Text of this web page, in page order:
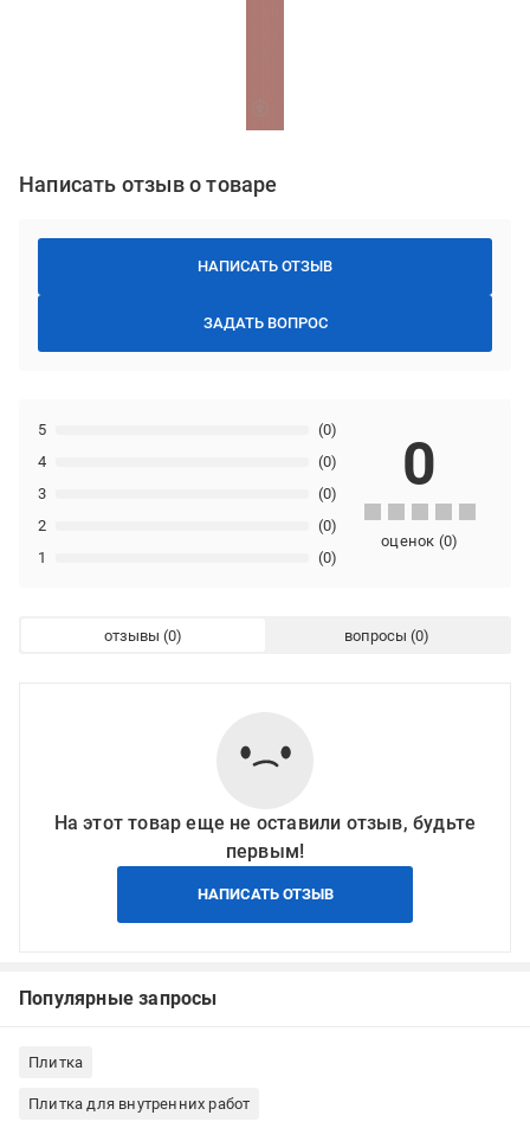
Написать отзыв о товаре
НАПИСАТЬ ОТЗЫВ
ЗАДАТЬ ВОПРОС
1 (0)
2 (0)
3 (0)
4 (0)
5 (0)
0
оценок (0)
отзывы вопросы
На этот товар еще не оставили отзыв, будьте
первым!
НАПИСАТЬ ОТЗЫВ
Популярные запросы
Плитка
Плитка для внутренних работ